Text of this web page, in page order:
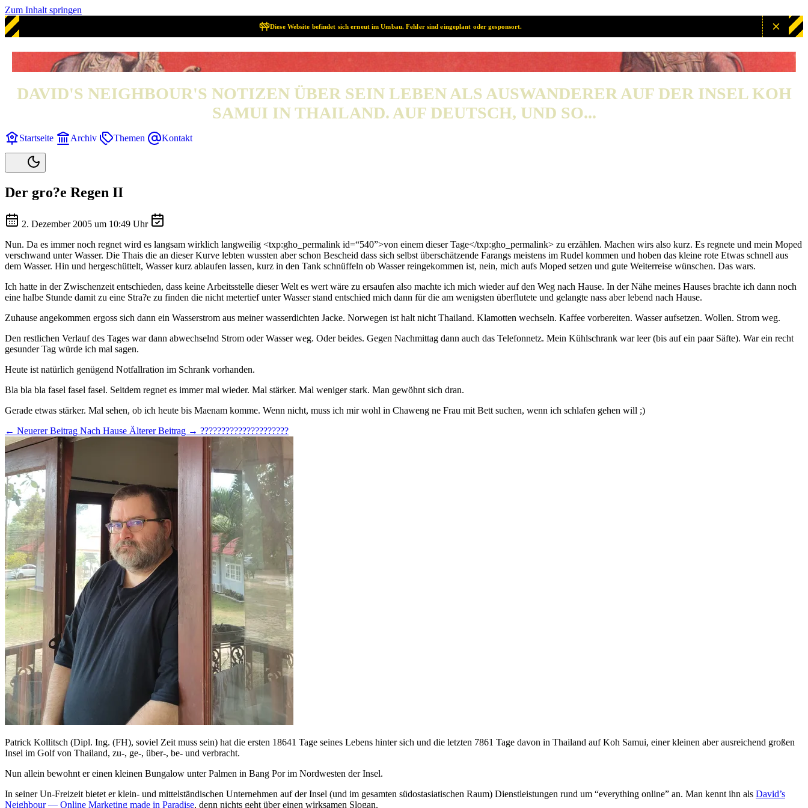
Zum Inhalt springen
Diese Website befindet sich erneut im Umbau. Fehler sind eingeplant oder gesponsort.
SAMUI? SAMUI!
DAVID'S NEIGHBOUR'S NOTIZEN ÜBER SEIN LEBEN ALS AUSWANDERER AUF DER INSEL KOH
SAMUI IN THAILAND. AUF DEUTSCH, UND SO...
Startseite Archiv Themen Kontakt
Der gro?e Regen II
2. Dezember 2005 um 10:49 Uhr
Nun. Da es immer noch regnet wird es langsam wirklich langweilig <txp:gho_permalink id=“540”>von einem dieser Tage</txp:gho_permalink> zu erzählen. Machen wirs also kurz. Es regnete und mein Moped
verschwand unter Wasser. Die Thais die an dieser Kurve lebten wussten aber schon Bescheid dass sich selbst überschätzende Farangs meistens im Rudel kommen und hoben das kleine rote Etwas schnell aus
dem Wasser. Hin und hergeschüttelt, Wasser kurz ablaufen lassen, kurz in den Tank schnüffeln ob Wasser reingekommen ist, nein, mich aufs Moped setzen und gute Weiterreise wünschen. Das wars.
Ich hatte in der Zwischenzeit entschieden, dass keine Arbeitsstelle dieser Welt es wert wäre zu ersaufen also machte ich mich wieder auf den Weg nach Hause. In der Nähe meines Hauses brachte ich dann noch
eine halbe Stunde damit zu eine Stra?e zu finden die nicht metertief unter Wasser stand entschied mich dann für die am wenigsten überflutete und gelangte nass aber lebend nach Hause.
Zuhause angekommen ergoss sich dann ein Wasserstrom aus meiner wasserdichten Jacke. Norwegen ist halt nicht Thailand. Klamotten wechseln. Kaffee vorbereiten. Wasser aufsetzen. Wollen. Strom weg.
Den restlichen Verlauf des Tages war dann abwechselnd Strom oder Wasser weg. Oder beides. Gegen Nachmittag dann auch das Telefonnetz. Mein Kühlschrank war leer (bis auf ein paar Säfte). War ein recht
gesunder Tag würde ich mal sagen.
Heute ist natürlich genügend Notfallration im Schrank vorhanden.
Bla bla bla fasel fasel fasel. Seitdem regnet es immer mal wieder. Mal stärker. Mal weniger stark. Man gewöhnt sich dran.
Gerade etwas stärker. Mal sehen, ob ich heute bis Maenam komme. Wenn nicht, muss ich mir wohl in Chaweng ne Frau mit Bett suchen, wenn ich schlafen gehen will ;)
← Neuerer Beitrag Nach Hause Älterer Beitrag → ?????????????????????
Patrick Kollitsch (Dipl. Ing. (FH), soviel Zeit muss sein) hat die ersten 18641 Tage seines Lebens hinter sich und die letzten 7861 Tage davon in Thailand auf Koh Samui, einer kleinen aber ausreichend großen
Insel im Golf von Thailand, zu-, ge-, über-, be- und verbracht.
Nun allein bewohnt er einen kleinen Bungalow unter Palmen in Bang Por im Nordwesten der Insel.
In seiner Un-Freizeit bietet er klein- und mittelständischen Unternehmen auf der Insel (und im gesamten südostasiatischen Raum) Dienstleistungen rund um “everything online” an. Man kennt ihn als David’s
Neighbour — Online Marketing made in Paradise, denn nichts geht über einen wirksamen Slogan.